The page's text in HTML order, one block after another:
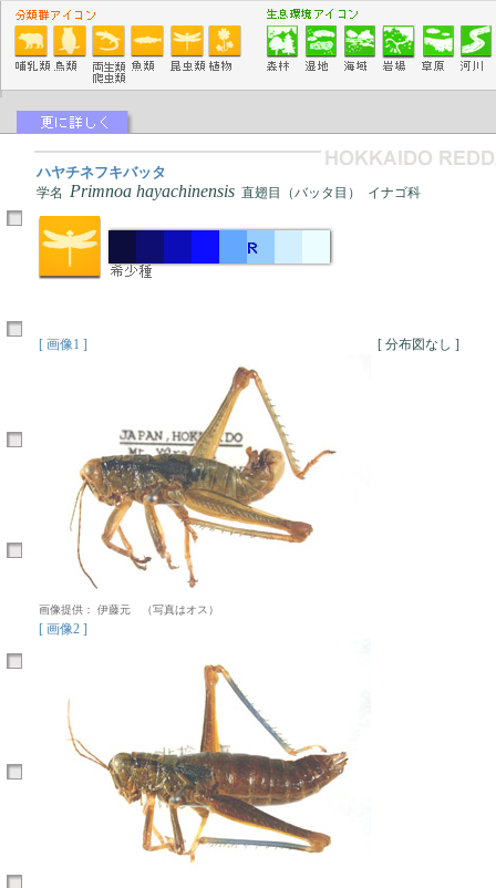
ハヤチネフキバッタ
学名 Primnoa hayachinensis 直翅目（バッタ目） イナゴ科
[ 画像1 ]
画像提供： 伊藤元 （写真はオス）
[ 分布図なし ]
[ 画像2 ]